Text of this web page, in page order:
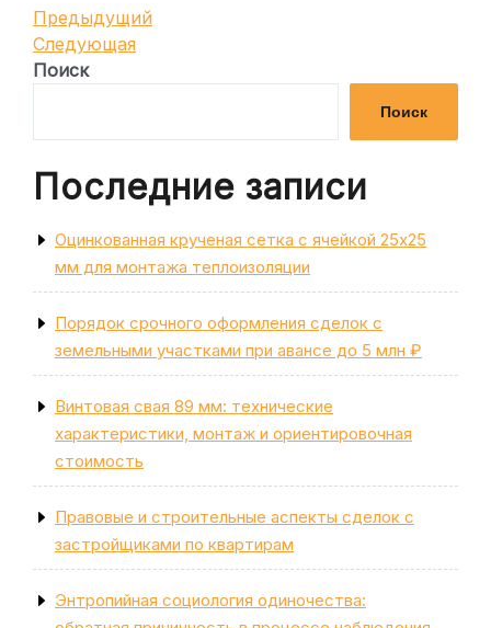
Навигация
по
записям
Предыдущая
запись
Предыдущий
Следующая
запись
Следующая
Поиск
Поиск
Последние записи
Оцинкованная крученая сетка с ячейкой 25х25
мм для монтажа теплоизоляции
Порядок срочного оформления сделок с
земельными участками при авансе до 5 млн ₽
Винтовая свая 89 мм: технические
характеристики, монтаж и ориентировочная
стоимость
Правовые и строительные аспекты сделок с
застройщиками по квартирам
Энтропийная социология одиночества: